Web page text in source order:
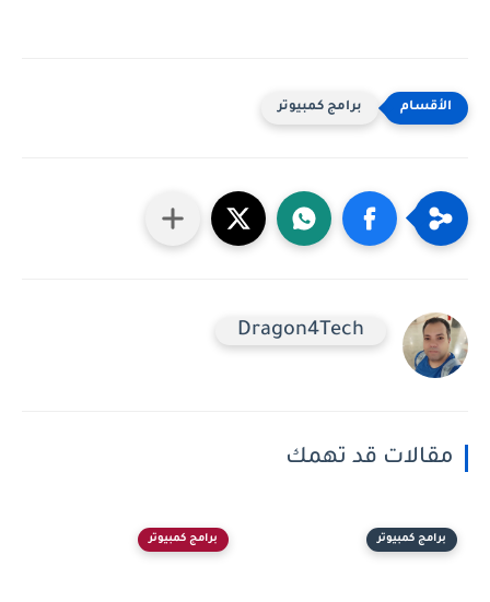
برامج كمبيوتر
Dragon4Tech
مقالات قد تهمك
برامج كمبيوتر برامج كمبيوتر